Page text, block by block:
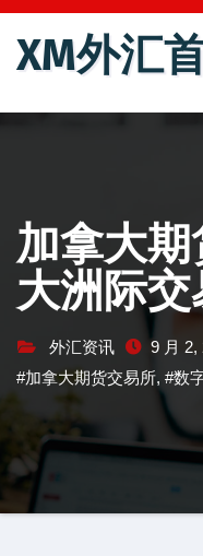
跳
XM外汇
加拿大
大洲际
外汇资讯 9 月 2,
#加拿大期货交易所, #数